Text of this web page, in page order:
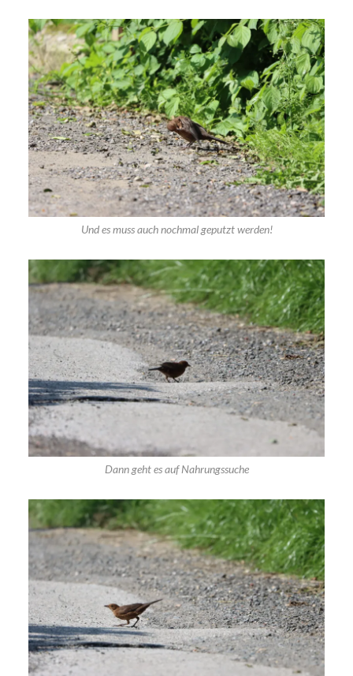
Und es muss auch nochmal geputzt werden!
Dann geht es auf Nahrungssuche